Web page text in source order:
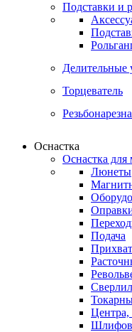
Подставки и
Делительные
Торцеватель
Оснастка
Оснастка для
Люнеты
Подача
Центра,